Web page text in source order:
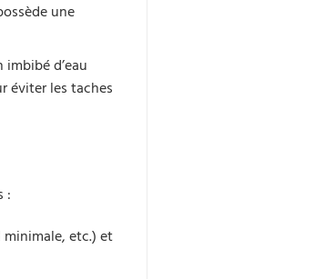
une
d’eau
éviter les taches
:
etc.) et